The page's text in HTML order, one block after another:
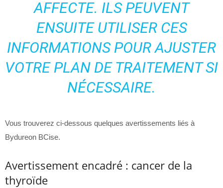
AFFECTE. ILS PEUVENT
ENSUITE UTILISER CES
INFORMATIONS POUR AJUSTER
VOTRE PLAN DE TRAITEMENT SI
NÉCESSAIRE.
Vous trouverez ci-dessous quelques avertissements liés à
Bydureon BCise.
Avertissement encadré : cancer de la
thyroïde